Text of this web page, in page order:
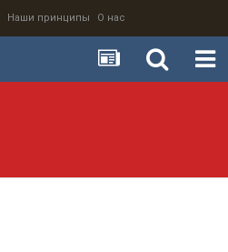
Наши принципы О нас